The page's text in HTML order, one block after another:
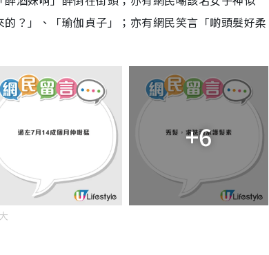
？」、「瑜伽貞子」；亦有網民笑言「啲頭髮好柔
+6